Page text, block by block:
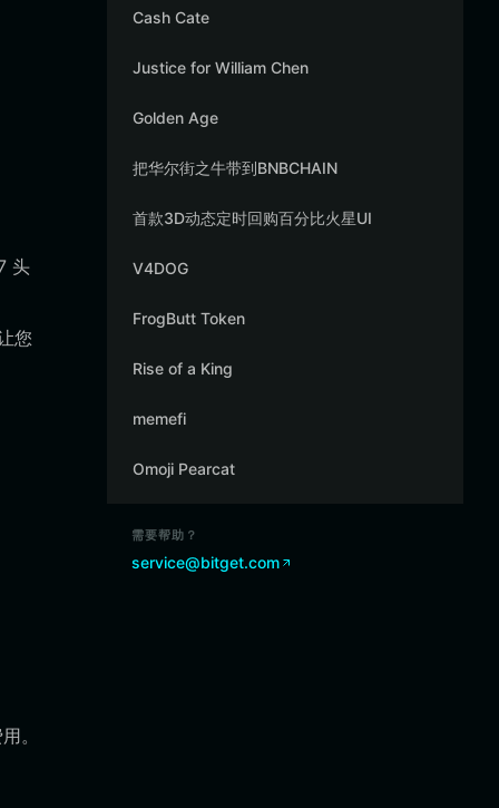
头
您
。
Cash Cate
Justice for William Chen
Golden Age
把华尔街之牛带到BNBCHAIN
首款3D动态定时回购百分比火星UI
V4DOG
FrogButt Token
Rise of a King
memefi
Omoji Pearcat
需要帮助？
service@bitget.com